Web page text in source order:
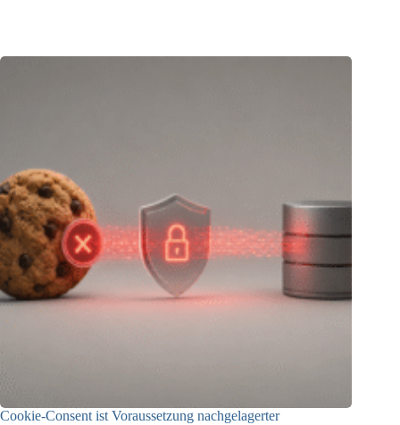
Cookie-Consent ist Voraussetzung nachgelagerter